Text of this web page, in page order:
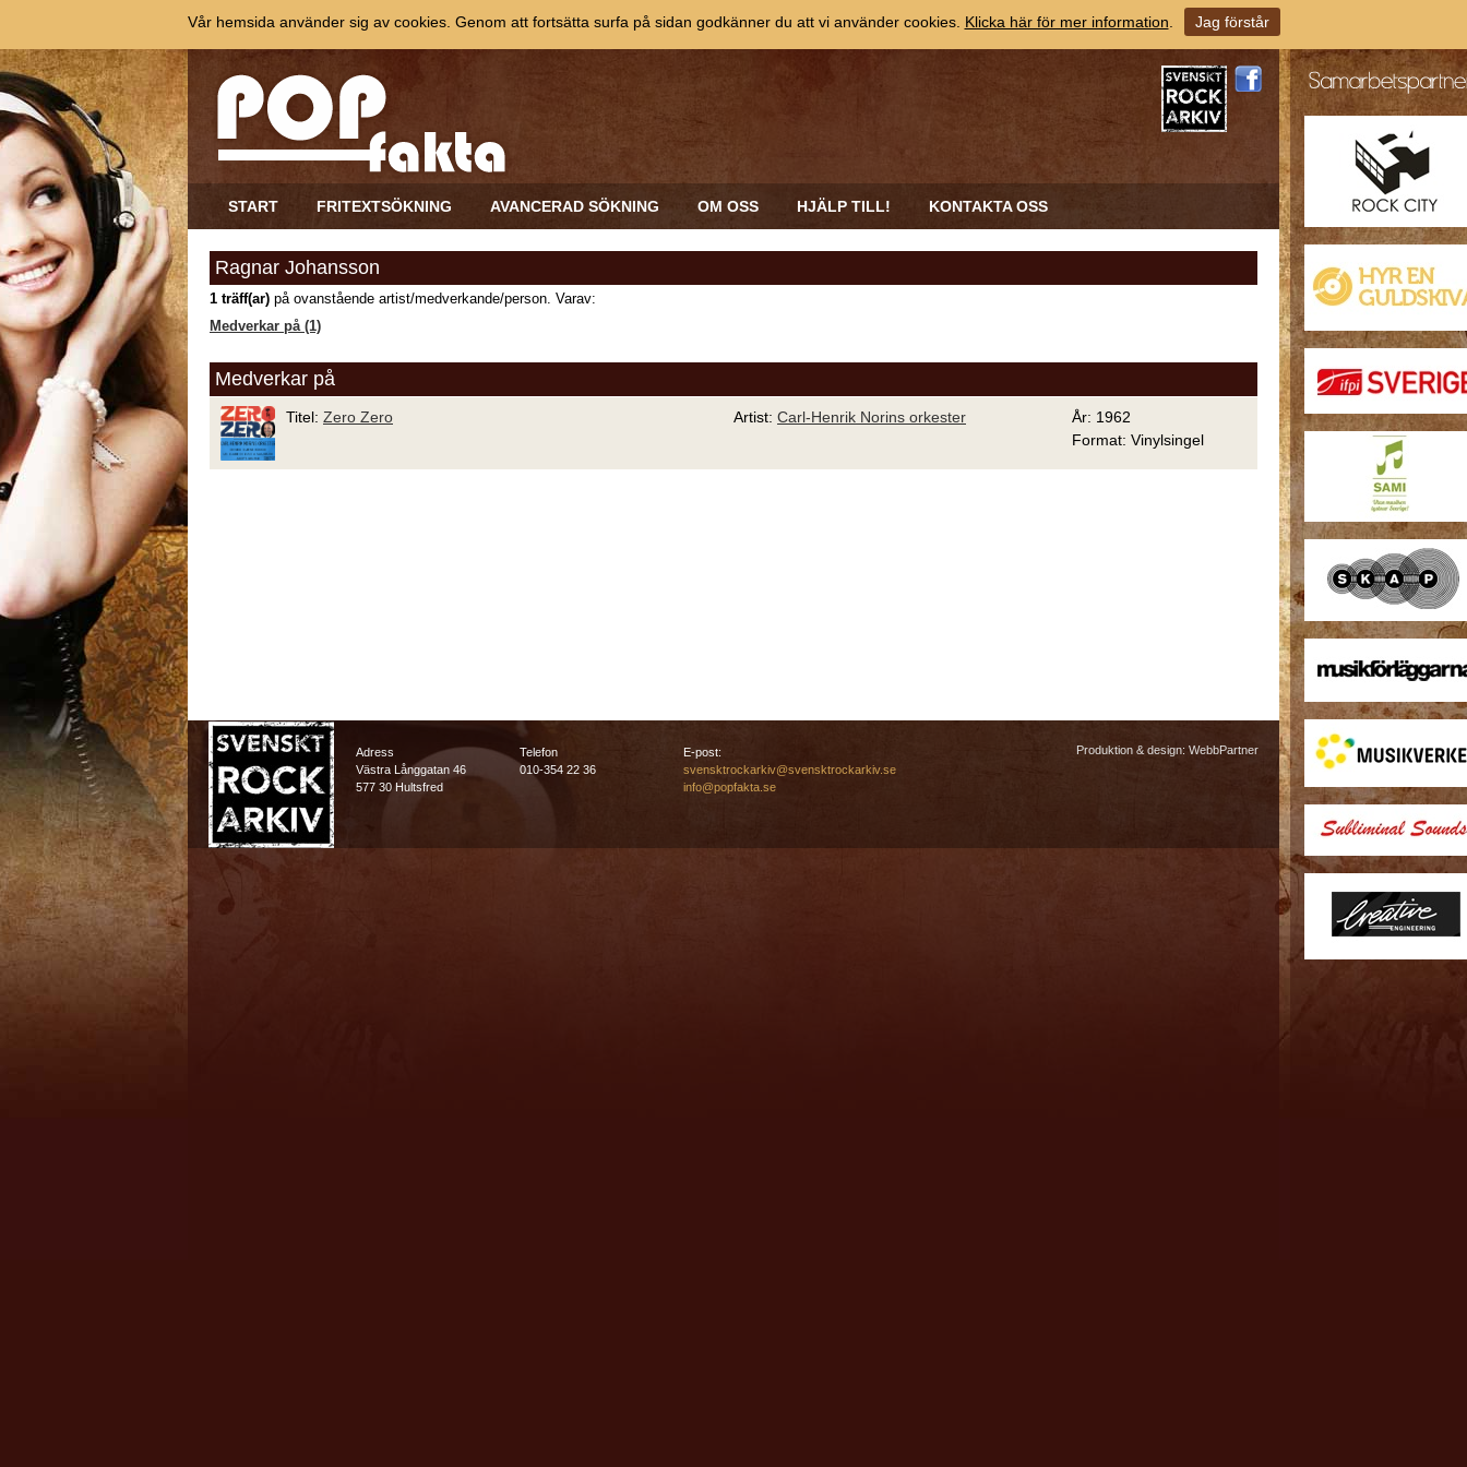
START FRITEXTSÖKNING AVANCERAD SÖKNING OM OSS HJÄLP TILL! KONTAKTA OSS
Ragnar Johansson
1 träff(ar) på ovanstående artist/medverkande/person. Varav:
Medverkar på (1)
Medverkar på
Titel: Zero Zero Artist: Carl-Henrik Norins orkester
År: 1962
Format: Vinylsingel
Adress
Västra Långgatan 46
577 30 Hultsfred
Telefon
010-354 22 36
E-post:
svensktrockarkiv@svensktrockarkiv.se
info@popfakta.se
Produktion & design: WebbPartner
Vår hemsida använder sig av cookies. Genom att fortsätta surfa på sidan godkänner du att vi använder cookies. Klicka här för mer information Jag förstår